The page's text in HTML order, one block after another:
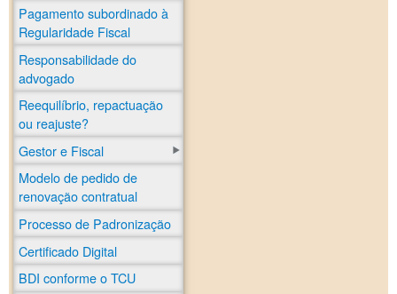
Pagamento subordinado à
Regularidade Fiscal
Responsabilidade do
advogado
Reequilíbrio, repactuação
ou reajuste?
Gestor e Fiscal
Modelo de pedido de
renovação contratual
Processo de Padronização
Certificado Digital
BDI conforme o TCU